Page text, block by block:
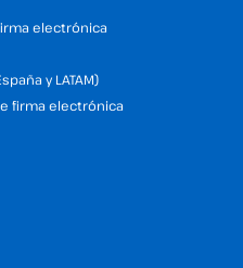
electrónica
y LATAM)
firma electrónica